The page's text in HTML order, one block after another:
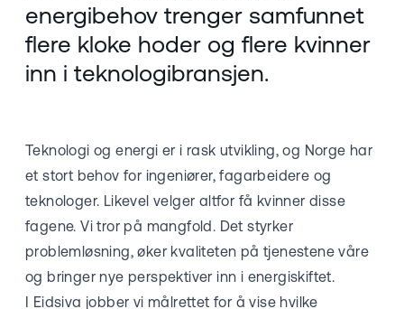
energibehov trenger samfunnet
flere kloke hoder og flere kvinner
inn i teknologibransjen.
Teknologi og energi er i rask utvikling, og Norge har
et stort behov for ingeniører, fagarbeidere og
teknologer. Likevel velger altfor få kvinner disse
fagene. Vi tror på mangfold. Det styrker
problemløsning, øker kvaliteten på tjenestene våre
og bringer nye perspektiver inn i energiskiftet.
I Eidsiva jobber vi målrettet for å vise hvilke